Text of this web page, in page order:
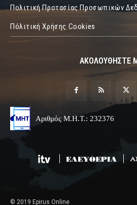
Πολιτική Προτασίας Προσωπικών
Πόλιτική Χρήσης Cookies
ΑΚΟΛΟΥΘΗΣΤΕ
Αριθμός Μ.Η.Τ.: 232376
© 2019 Epirus Online